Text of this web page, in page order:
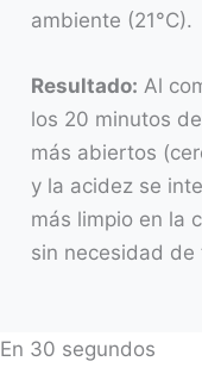
ambiente (21°C).
Resultado: Al
los 20 minutos
más abiertos
y la acidez se
más limpio en la
sin necesidad de
En 30 segundos